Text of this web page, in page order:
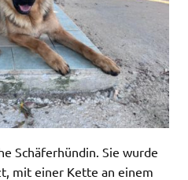
Schäferhündin. Sie wurde
mit einer Kette an einem